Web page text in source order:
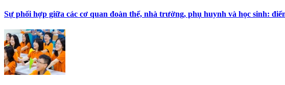
Sự phối hợp giữa các cơ quan đoàn thể, nhà trường, phụ huynh và học sinh: